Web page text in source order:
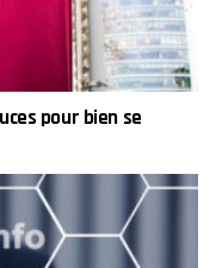
pour bien se